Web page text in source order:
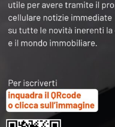
Play
-07:21